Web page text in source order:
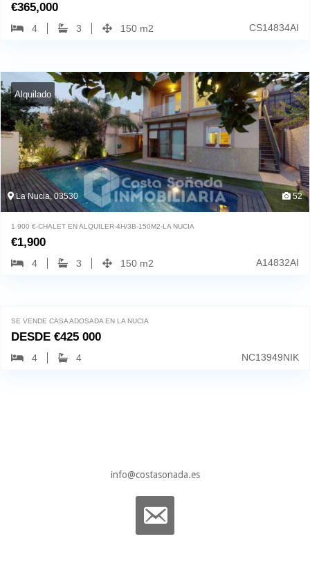
€365,000
4 3 150 m2 CS14834AI
Alquilado
La Nucia, 03530 52
1 900 €-CHALET EN ALQUILER-4H/3B-150M2-LA NUCIA
€1,900
4 3 150 m2 A14832AI
SE VENDE CASA ADOSADA EN LA NUCIA
DESDE €425 000
4 4 NC13949NIK
info@costasonada.es